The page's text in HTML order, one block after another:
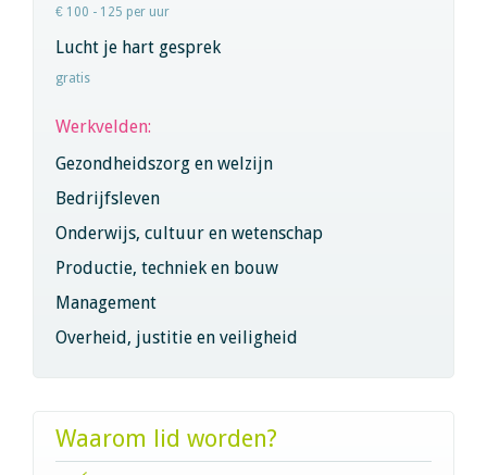
€ 100 - 125 per uur
Lucht je hart gesprek
gratis
Werkvelden:
Gezondheidszorg en welzijn
Bedrijfsleven
Onderwijs, cultuur en wetenschap
Productie, techniek en bouw
Management
Overheid, justitie en veiligheid
Waarom lid worden?